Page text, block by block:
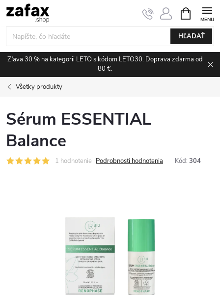
Prejsť na obsah
HĽADAŤ
Zľava 30 % na kategorii LETO s kódom LETO30. Doprava zdarma od
80 €.
Všetky produkty
Sérum ESSENTIAL
Balance
1 hodnotenie Podrobnosti hodnotenia Kód: 304